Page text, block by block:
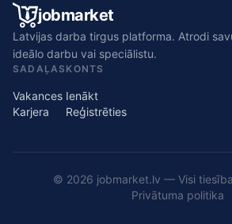
jobmarket
Latvijas darba tirgus platforma. Atrodi
ideālo darbu vai speciālistu.
SADAĻAS
Vakances
Karjera
KONTS
Ienākt
Reģistrēties
© 2026 jobmarket.lv — Visi
Privātuma politika